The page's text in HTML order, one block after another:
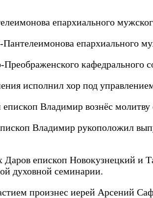
епархиального
епархиального
кафедрального
исполнил хор под
епископ Владимир вознёс
Владимир рукоположил
епископ Новокузнецкий и
духовной семинарии.
произнес иерей Арсений